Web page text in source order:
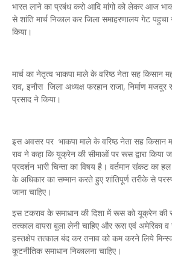
भारत लाने का प्रबंध करो आदि मांगो को लेकर आज
से शांति मार्च निकाल कर जिला समाहरणालय गेट
किया।
मार्च का नेतृत्व भाकपा माले के वरिष्ठ नेता सह किसान
राव, इनौस जिला अध्यक्ष फरहान राजा, निर्माण
प्रसाद ने किया।
इस अवसर पर भाकपा माले के वरिष्ठ नेता सह किसान
राव ने कहा कि यूक्रेन की सीमाओं पर रूस द्वारा किया
प्रदर्शन भारी चिन्ता का विषय है। वर्तमान संकट का
के अधिकार का सम्मान करते हुए शांतिपूर्ण तरीके से
जाना चाहिए।
इस टकराव के समाधान की दिशा में रूस को यूक्रेन की
तत्काल वापस बुला लेनी चाहिए और रूस एवं अमेरिका व
हस्तक्षेप तत्काल बंद कर तनाव को कम करने लिये
कूटनीतिक समाधान निकालना चाहिए।